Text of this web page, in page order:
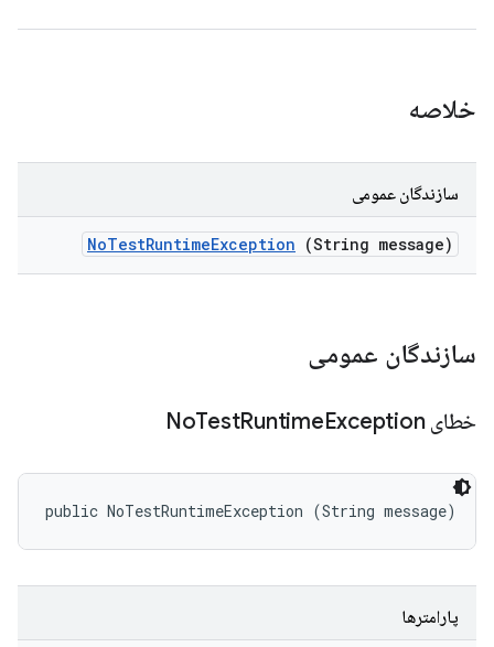
خلاصه
سازندگان عمومی
NoTestRuntimeException (String message)
سازندگان عمومی
خطای No TestRuntimeException
public NoTestRuntimeException (String message)
پارامترها